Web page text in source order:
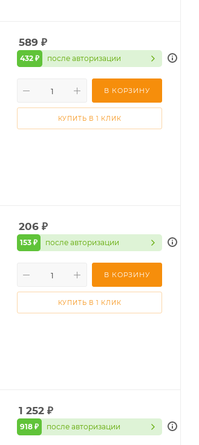
589 ₽
432 ₽ после авторизации
В КОРЗИНУ
КУПИТЬ В 1 КЛИК
206 ₽
153 ₽ после авторизации
В КОРЗИНУ
КУПИТЬ В 1 КЛИК
1 252 ₽
918 ₽ после авторизации